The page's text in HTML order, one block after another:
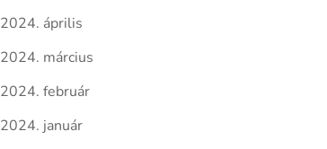
2024. április
2024. március
2024. február
2024. január